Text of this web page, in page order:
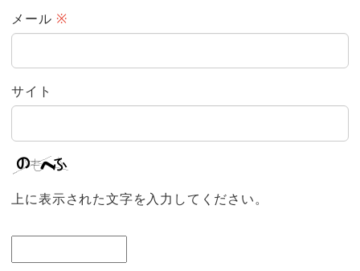
メール ※
サイト
上に表示された文字を入力してください。